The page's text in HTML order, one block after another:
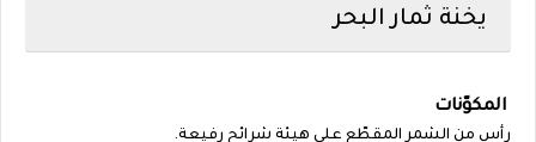
يخنة ثمار البحر
المكوّنات
رأس من الشمر المقطّع على هيئة شرائح رفيعة.